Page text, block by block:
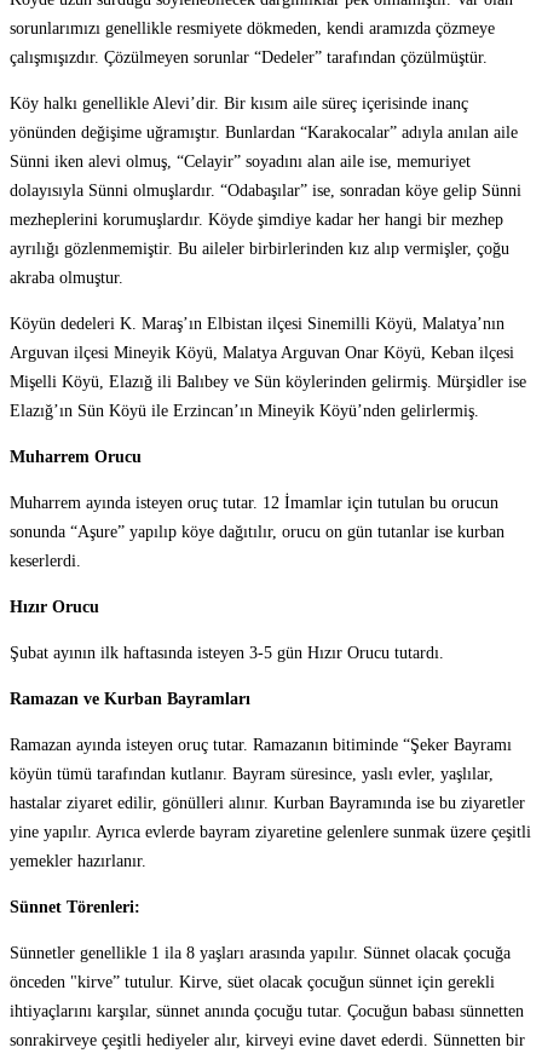
sorunlarımızı genellikle resmiyete dökmeden, kendi aramızda çözmeye
çalışmışızdır. Çözülmeyen sorunlar “Dedeler” tarafından çözülmüştür.
Köy halkı genellikle Alevi’dir. Bir kısım aile süreç içerisinde inanç
yönünden değişime uğramıştır. Bunlardan “Karakocalar” adıyla anılan aile
Sünni iken alevi olmuş, “Celayir” soyadını alan aile ise, memuriyet
dolayısıyla Sünni olmuşlardır. “Odabaşılar” ise, sonradan köye gelip Sünni
mezheplerini korumuşlardır. Köyde şimdiye kadar her hangi bir mezhep
ayrılığı gözlenmemiştir. Bu aileler birbirlerinden kız alıp vermişler, çoğu
akraba olmuştur.
Köyün dedeleri K. Maraş’ın Elbistan ilçesi Sinemilli Köyü, Malatya’nın
Arguvan ilçesi Mineyik Köyü, Malatya Arguvan Onar Köyü, Keban ilçesi
Mişelli Köyü, Elazığ ili Balıbey ve Sün köylerinden gelirmiş. Mürşidler ise
Elazığ’ın Sün Köyü ile Erzincan’ın Mineyik Köyü’nden gelirlermiş.
Muharrem Orucu
Muharrem ayında isteyen oruç tutar. 12 İmamlar için tutulan bu orucun
sonunda “Aşure” yapılıp köye dağıtılır, orucu on gün tutanlar ise kurban
keserlerdi.
Hızır Orucu
Şubat ayının ilk haftasında isteyen 3-5 gün Hızır Orucu tutardı.
Ramazan ve Kurban Bayramları
Ramazan ayında isteyen oruç tutar. Ramazanın bitiminde “Şeker Bayramı
köyün tümü tarafından kutlanır. Bayram süresince, yaslı evler, yaşlılar,
hastalar ziyaret edilir, gönülleri alınır. Kurban Bayramında ise bu ziyaretler
yine yapılır. Ayrıca evlerde bayram ziyaretine gelenlere sunmak üzere çeşitli
yemekler hazırlanır.
Sünnet Törenleri:
Sünnetler genellikle 1 ila 8 yaşları arasında yapılır. Sünnet olacak çocuğa
önceden "kirve” tutulur. Kirve, süet olacak çocuğun sünnet için gerekli
ihtiyaçlarını karşılar, sünnet anında çocuğu tutar. Çocuğun babası sünnetten
sonrakirveye çeşitli hediyeler alır, kirveyi evine davet ederdi. Sünnetten bir